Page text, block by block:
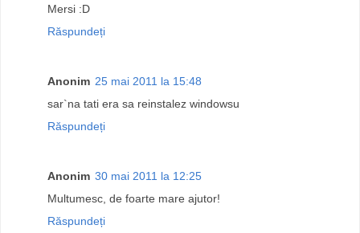
Mersi :D
Răspundeți
Anonim 25 mai 2011 la 15:48
sar`na tati era sa reinstalez windowsu
Răspundeți
Anonim 30 mai 2011 la 12:25
Multumesc, de foarte mare ajutor!
Răspundeți